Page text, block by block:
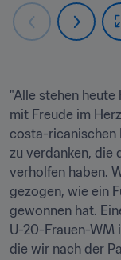
"Alle stehen
mit Freude im
costa-ricanischen
zu verdanken, die
verholfen haben.
gezogen, wie ein
gewonnen hat.
U-20-Frauen-WM
die wir nach der